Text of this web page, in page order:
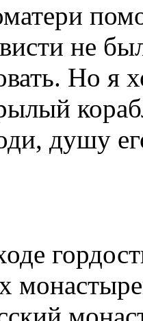
не
Но я
душу